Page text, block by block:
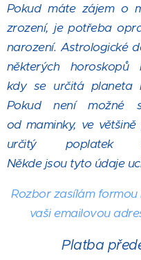
Pokud máte zájem o
zrození, je potřeba
narození. Astrologické
některých
kdy se určitá planeta
Pokud není možné
od maminky, ve
určitý poplatek
Někde jsou tyto údaje
Rozbor zasílám
vaši emailovou
Platba